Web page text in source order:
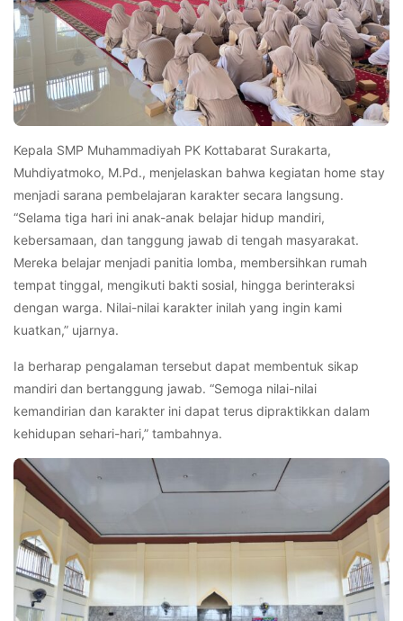
Kepala SMP Muhammadiyah PK Kottabarat Surakarta,
Muhdiyatmoko, M.Pd., menjelaskan bahwa kegiatan home stay
menjadi sarana pembelajaran karakter secara langsung.
“Selama tiga hari ini anak-anak belajar hidup mandiri,
kebersamaan, dan tanggung jawab di tengah masyarakat.
Mereka belajar menjadi panitia lomba, membersihkan rumah
tempat tinggal, mengikuti bakti sosial, hingga berinteraksi
dengan warga. Nilai-nilai karakter inilah yang ingin kami
kuatkan,” ujarnya.
Ia berharap pengalaman tersebut dapat membentuk sikap
mandiri dan bertanggung jawab. “Semoga nilai-nilai
kemandirian dan karakter ini dapat terus dipraktikkan dalam
kehidupan sehari-hari,” tambahnya.